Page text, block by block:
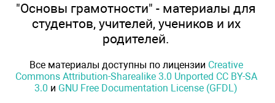
"Основы грамотности" - материалы для
студентов, учителей, учеников и их
родителей.
Все материалы доступны по лицензии Creative
Commons Attribution-Sharealike 3.0 Unported CC BY-SA
3.0 и GNU Free Documentation License (GFDL)